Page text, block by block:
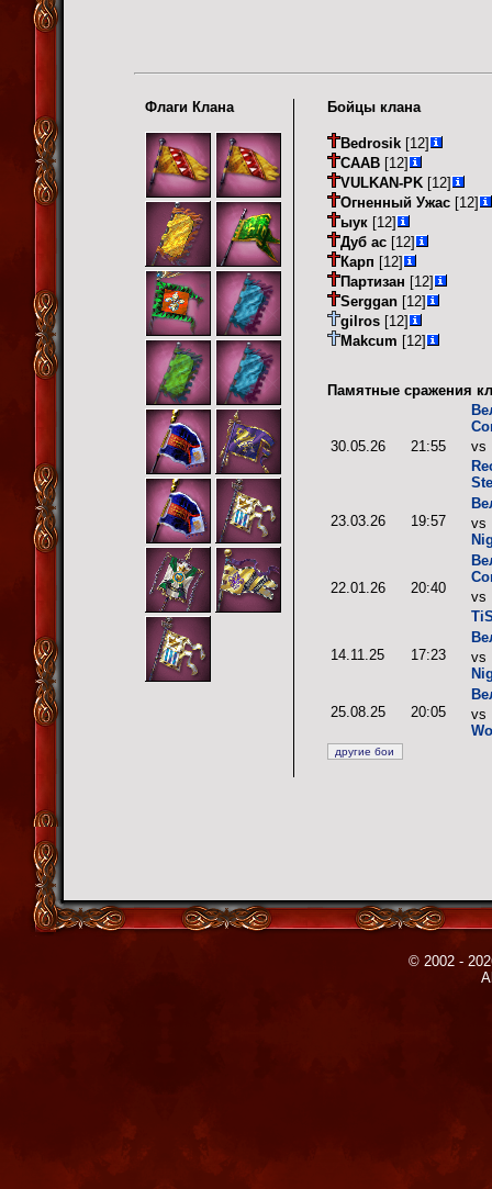
Флаги Клана Бойцы клана
Bedrosik [12]
CAAB [12]
VULKAN-PK [12]
Огненный Ужас [12]
ыук [12]
Дуб ас [12]
Карп [12]
Партизан [12]
Serggan [12]
gilros [12]
Makcum [12]
Памятные сражения
30.05.26 21:55
vs
23.03.26 19:57
vs
22.01.26 20:40
vs
14.11.25 17:23
vs
25.08.25 20:05
vs
© 2002 -